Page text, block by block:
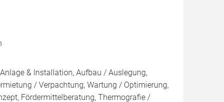
& Installation, Aufbau / Auslegung,
/ Verpachtung, Wartung / Optimierung,
Fördermittelberatung, Thermografie /